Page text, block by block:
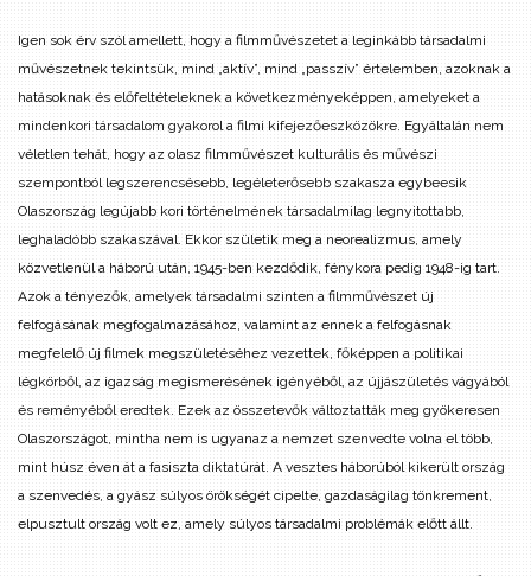
Igen sok érv szól amellett, hogy a filmművészetet a leginkább társadalmi
művészetnek tekintsük, mind „aktív”, mind „passzív” értelemben, azoknak a
hatásoknak és előfeltételeknek a következményeképpen, amelyeket a
mindenkori társadalom gyakorol a filmi kifejezőeszközökre. Egyáltalán nem
véletlen tehát, hogy az olasz filmművészet kulturális és művészi
szempontból legszerencsésebb, legéleterősebb szakasza egybeesik
Olaszország legújabb kori történelmének társadalmilag legnyitottabb,
leghaladóbb szakaszával. Ekkor születik meg a neorealizmus, amely
közvetlenül a háború után, 1945-ben kezdődik, fénykora pedig 1948-ig tart.
Azok a tényezők, amelyek társadalmi szinten a filmművészet új
felfogásának megfogalmazásához, valamint az ennek a felfogásnak
megfelelő új filmek megszületéséhez vezettek, főképpen a politikai
légkörből, az igazság megismerésének igényéből, az újjászületés vágyából
és reményéből eredtek. Ezek az összetevők változtatták meg gyökeresen
Olaszországot, mintha nem is ugyanaz a nemzet szenvedte volna el több,
mint húsz éven át a fasiszta diktatúrát. A vesztes háborúból kikerült ország
a szenvedés, a gyász súlyos örökségét cipelte, gazdaságilag tönkrement,
elpusztult ország volt ez, amely súlyos társadalmi problémák előtt állt.